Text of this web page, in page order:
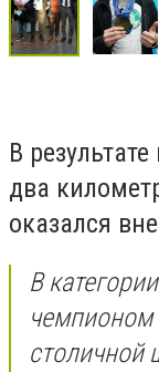
В
два
оказался
В
чемпионом
столичной